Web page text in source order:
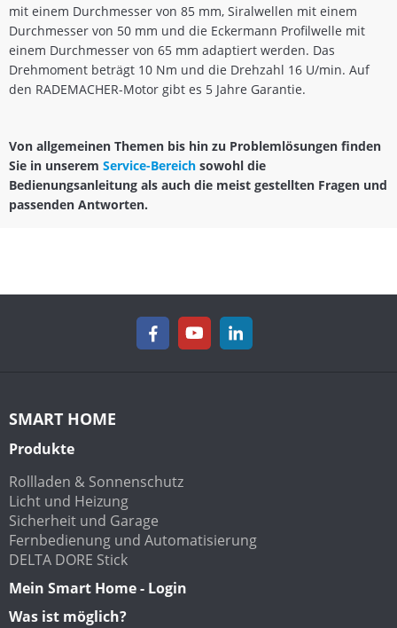
mit einem Durchmesser von 85 mm, Siralwellen mit einem
Durchmesser von 50 mm und die Eckermann Profilwelle mit
einem Durchmesser von 65 mm adaptiert werden. Das
Drehmoment beträgt 10 Nm und die Drehzahl 16 U/min. Auf
den RADEMACHER-Motor gibt es 5 Jahre Garantie.
Von allgemeinen Themen bis hin zu Problemlösungen finden
Sie in unserem Service-Bereich sowohl die
Bedienungsanleitung als auch die meist gestellten Fragen und
passenden Antworten.
SMART HOME
Produkte
Rollladen & Sonnenschutz
Licht und Heizung
Sicherheit und Garage
Fernbedienung und Automatisierung
DELTA DORE Stick
Mein Smart Home - Login
Was ist möglich?